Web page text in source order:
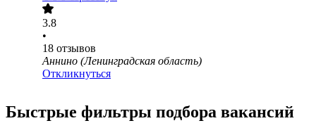
3.8
•
18 отзывов
Аннино (Ленинградская область)
Откликнуться
Быстрые фильтры подбора вакансий